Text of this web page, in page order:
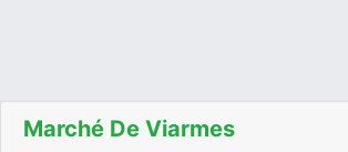
Marché De Viarmes